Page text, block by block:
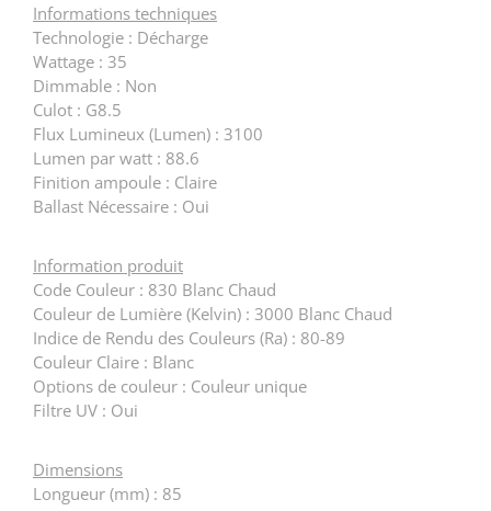
Informations techniques
Technologie : Décharge
Wattage : 35
Dimmable : Non
Culot : G8.5
Flux Lumineux (Lumen) : 3100
Lumen par watt : 88.6
Finition ampoule : Claire
Ballast Nécessaire : Oui
Information produit
Code Couleur : 830 Blanc Chaud
Couleur de Lumière (Kelvin) : 3000 Blanc Chaud
Indice de Rendu des Couleurs (Ra) : 80-89
Couleur Claire : Blanc
Options de couleur : Couleur unique
Filtre UV : Oui
Dimensions
Longueur (mm) : 85